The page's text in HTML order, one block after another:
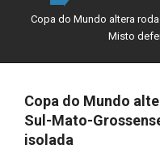
Copa do Mundo altera
Misto
Copa do Mundo
Sul-Mato-
isolada